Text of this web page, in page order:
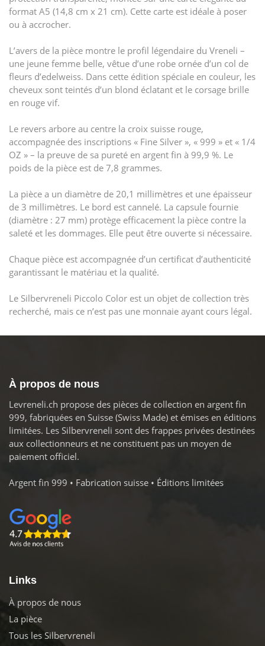
format A5 (14,8 cm x 21 cm). Cette carte est idéale à poser
ou à accrocher.
L’avers de la pièce montre le profil légendaire du Vreneli –
une jeune femme belle, vêtue d’une robe ornée d’un col de
fleurs d’edelweiss. Dans cette édition spéciale en couleur, les
cheveux sont teintés d’un blond éclatant et le corsage brille
en rouge vif.
Le revers arbore au centre la croix suisse rouge,
accompagnée des inscriptions « Fine Silver », « 999 » et « 1/4
OZ » – la preuve de sa pureté en argent fin à 99,9 %. Le
poids de la pièce est de 7,8 grammes.
La pièce a un diamètre de 20,1 millimètres et une épaisseur
de 3 millimètres. Le bord est cannelé. La capsule fournie
(diamètre : 27 mm) protège efficacement la pièce contre la
saleté et les dommages. Elle peut être ouverte si nécessaire.
Chaque pièce est accompagnée d’un certificat d’authenticité
garantissant le matériau et la qualité.
Le Silbervreneli Piccolo Color est un objet de collection très
recherché, mais ce n’est pas une monnaie ayant cours légal.
À propos de nous
Levreneli.ch propose des pièces de collection en argent fin
999, fabriquées en Suisse (Swiss Made) et émises en éditions
limitées. Les Silbervreneli sont des frappes privées destinées
aux collectionneurs et ne constituent pas un moyen de
paiement officiel.
Argent fin 999 • Fabrication suisse • Éditions limitées
Links
À propos de nous
La pièce
Tous les Silbervreneli